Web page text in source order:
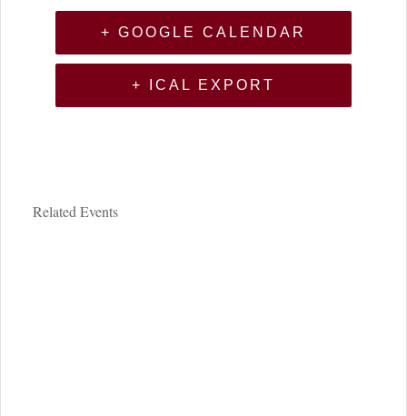
+ GOOGLE CALENDAR
+ ICAL EXPORT
Related Events